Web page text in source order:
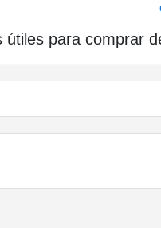
para comprar